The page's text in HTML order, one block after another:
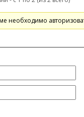
необходимо